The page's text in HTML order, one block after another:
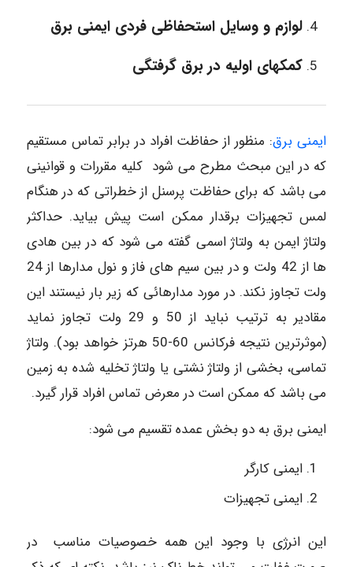
لوازم و وسایل استحفاظی فردی ایمنی برق
کمکهای اولیه در برق گرفتگی
ایمنی برق: منظور از حفاظت افراد در برابر تماس مستقیم
که در این مبحث مطرح می شود کلیه مقررات و قوانینی
می باشد که برای حفاظت پرسنل از خطراتی که در هنگام
لمس تجهیزات برقدار ممکن است پیش بیاید. حداکثر
ولتاژ ایمن به ولتاژ اسمی گفته می شود که در بین هادی
ها از 42 ولت و در بین سیم های فاز و نول مدارها از 24
ولت تجاوز نکند. در مورد مدارهائی که زیر بار نیستند این
مقادیر به ترتیب نباید از 50 و 29 ولت تجاوز نماید
(موثرترین نتیجه فرکانس 60-50 هرتز خواهد بود). ولتاژ
تماسی، بخشی از ولتاژ نشتی یا ولتاژ تخلیه شده به زمین
می باشد که ممکن است در معرض تماس افراد قرار گیرد.
ایمنی برق به دو بخش عمده تقسیم می شود:
ایمنی کارگر
ایمنی تجهیزات
این انرژی با وجود این همه خصوصیات مناسب در